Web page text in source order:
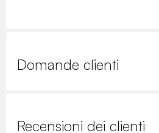
Domande clienti
Recensioni dei clienti